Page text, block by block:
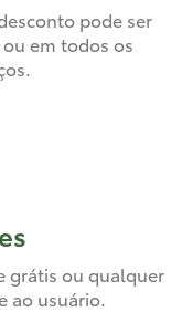
pode ser
em todos os
grátis ou qualquer
ao usuário.